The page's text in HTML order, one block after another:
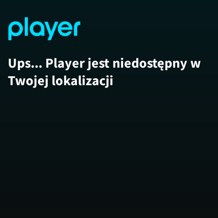
Ups... Player jest niedostępny w
Twojej lokalizacji